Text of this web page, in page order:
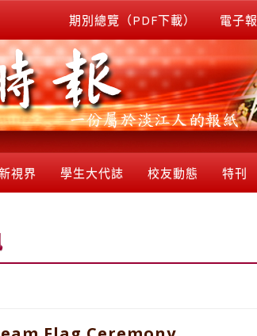
期別總覽（PDF下載） 電子
視界 學生大代誌 校友動態 特刊